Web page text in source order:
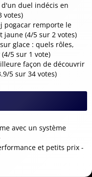
duel indécis en
votes)
pogacar remporte le
(4/5 sur 2 votes)
glace : quels rôles,
5 sur 1 vote)
façon de découvrir
5 sur 34 votes)
avec un système
et petits prix -